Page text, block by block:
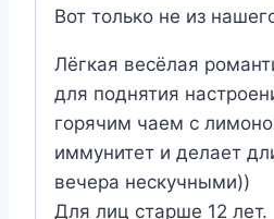
Вот только не из
Лёгкая весёлая
для поднятия
горячим чаем с
иммунитет и делает
вечера нескучными))
Для лиц старше 12 лет.